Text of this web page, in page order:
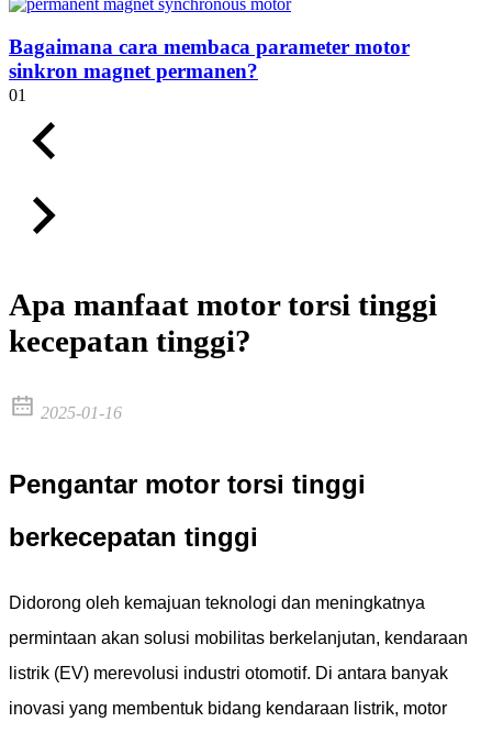
Bagaimana cara membaca parameter motor
sinkron magnet permanen?
01
Apa manfaat motor torsi tinggi
kecepatan tinggi?
2025-01-16
Pengantar motor torsi tinggi
berkecepatan tinggi
Didorong oleh kemajuan teknologi dan meningkatnya
permintaan akan solusi mobilitas berkelanjutan, kendaraan
listrik (EV) merevolusi industri otomotif. Di antara banyak
inovasi yang membentuk bidang kendaraan listrik, motor